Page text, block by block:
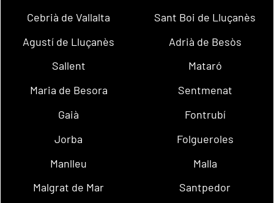
Cebrià de Vallalta
Sant Boi de Lluçanès
Agustí de Lluçanès
Adrià de Besòs
Sallent
Mataró
Maria de Besora
Sentmenat
Gaià
Fontrubí
Jorba
Folgueroles
Manlleu
Malla
Malgrat de Mar
Santpedor